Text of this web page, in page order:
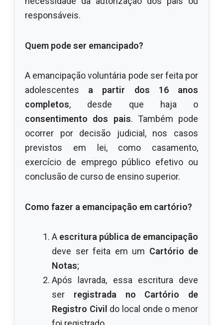
responsáveis.
Quem pode ser emancipado?
A emancipação voluntária pode ser feita por
adolescentes a partir dos 16 anos
completos, desde que haja o
consentimento dos pais. Também pode
ocorrer por decisão judicial, nos casos
previstos em lei, como casamento,
exercício de emprego público efetivo ou
conclusão de curso de ensino superior.
Como fazer a emancipação em cartório?
A escritura pública de emancipação
deve ser feita em um Cartório de
Notas;
Após lavrada, essa escritura deve
ser registrada no Cartório de
Registro Civil do local onde o menor